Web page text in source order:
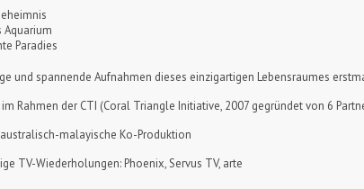
Aquarium
Paradies
und spannende Aufnahmen dieses einzigartigen Lebensraumes
Rahmen der CTI (Coral Triangle Initiative, 2007 gegründet von 6
malayische Ko-Produktion
TV-Wiederholungen: Phoenix, Servus TV, arte